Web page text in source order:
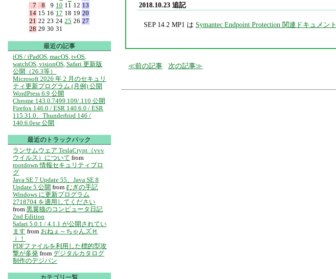
2018.10.23 追記
SEP 14.2 MP1 は Symantec Endpoint Protection 関連ドキュメント
前の記事 次の記事
7
8 9 10 11 12 13
14 15 16 17 18 19 20
21 22 23 24 25 26 27
28 29 30 31
最近の記事
iOS / iPadOS, macOS, tvOS,
watchOS, visionOS, Safari 更新版
公開（26.3等）
Microsoft 2026 年 2 月のセキュリ
ティ更新プログラム (月例) 公開
WordPress 6.9 公開
Chrome 143.0.7499.109/.110 公開
Firefox 146.0 / ESR 140.6.0 / ESR
115.31.0、Thunderbird 146 /
140.6.0esr 公開
最近のトラックバック
ランサムウェア TeslaCrypt（vvv
ウイルス）について from
rootdown 情報セキュリティブロ
グ
Java SE 7 Update 55、Java SE 8
Update 5 公開 from むぎの手記
Windows に更新プログラム
2718704 を適用してください
from 黒翼猫のコンピュータ日記
2nd Edition
Safari 5.0.1 / 4.1.1 が公開されてい
ます from おねぇ～ちゃんズＨ
ｉ！
PDFファイルを利用した標的型攻
撃が多発 from デジタルカタログ
制作のデジパン
カテゴリ一覧